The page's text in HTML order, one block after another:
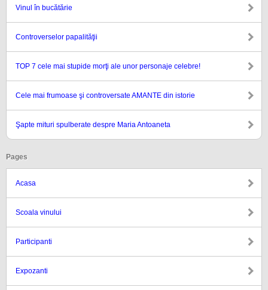
Vinul în bucătărie
Controverselor papalităţii
TOP 7 cele mai stupide morţi ale unor personaje celebre!
Cele mai frumoase şi controversate AMANTE din istorie
Şapte mituri spulberate despre Maria Antoaneta
Pages
Acasa
Scoala vinului
Participanti
Expozanti